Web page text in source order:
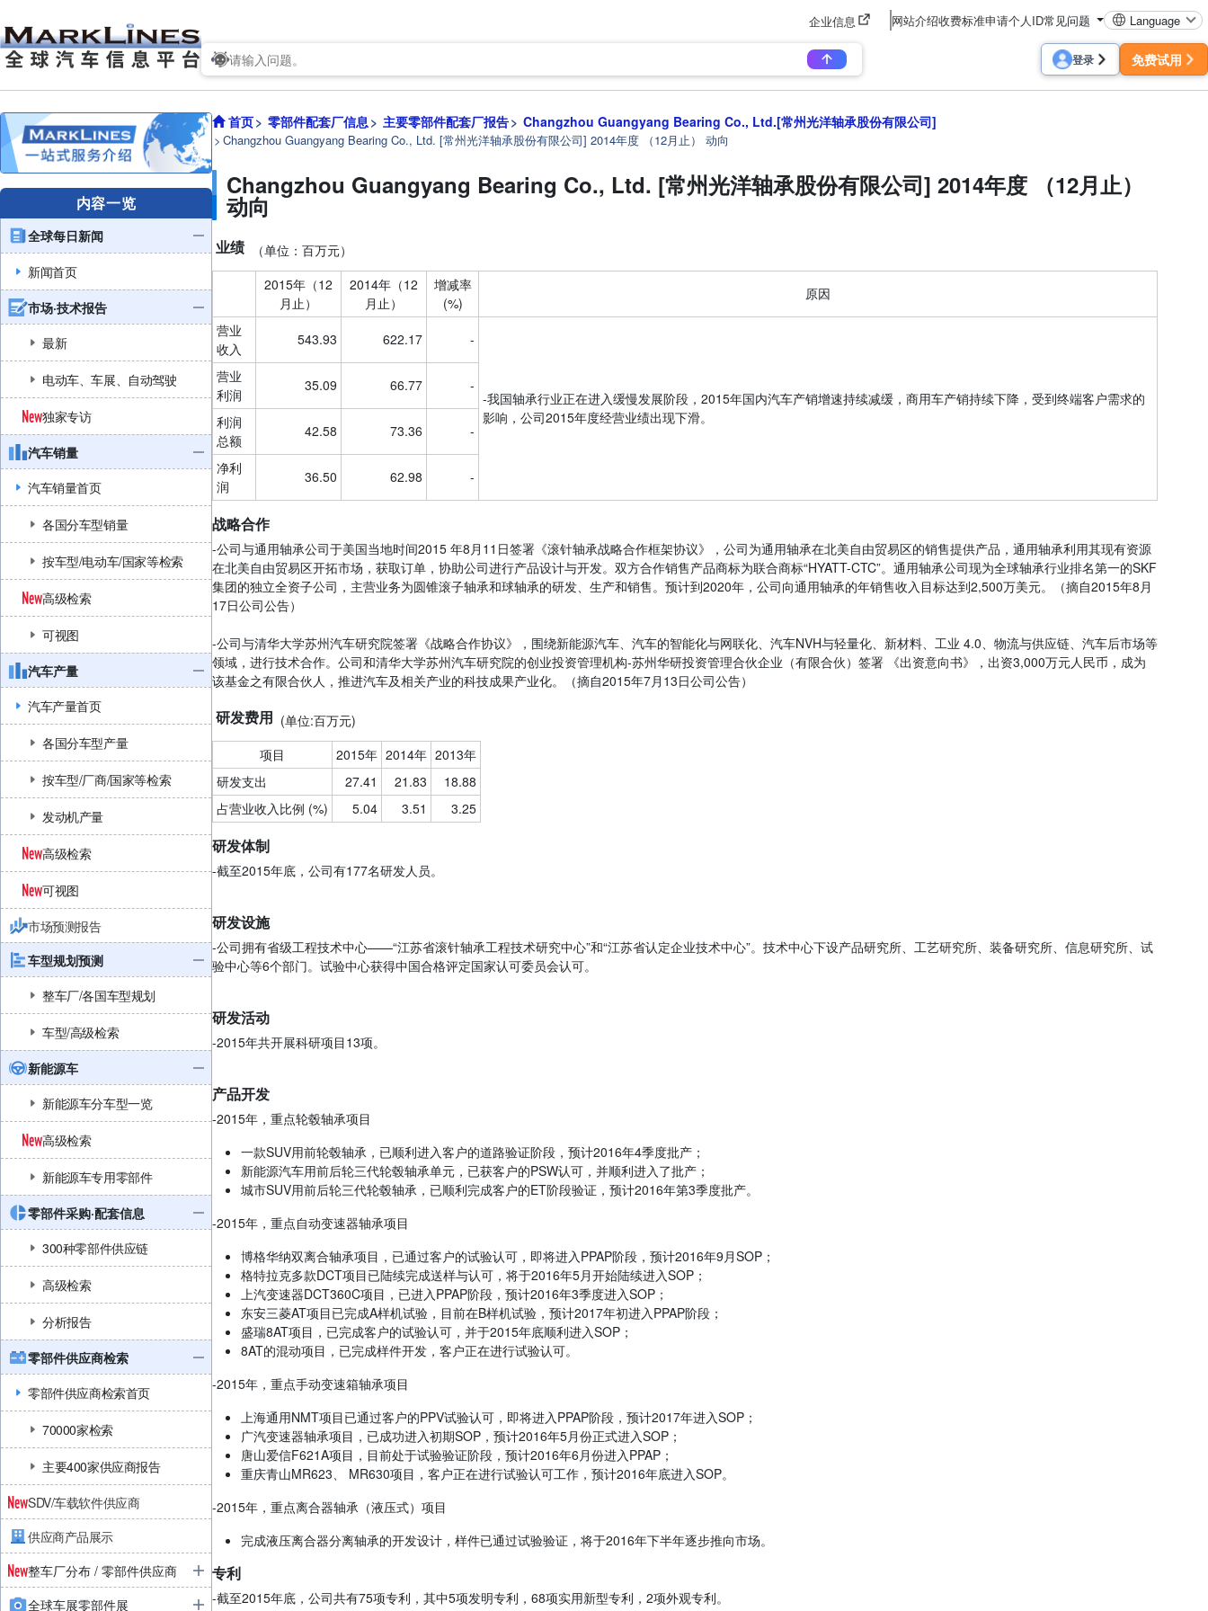
企业信息 网站介绍收费标准申请个人ID常见问题 Language
登录 免费试用
内容一览
全球每日新闻
新闻首页
市场·技术报告
最新
电动车、车展、自动驾驶
独家专访
汽车销量
汽车销量首页
各国分车型销量
按车型/电动车/国家等检索
高级检索
可视图
汽车产量
汽车产量首页
各国分车型产量
按车型/厂商/国家等检索
发动机产量
高级检索
可视图
市场预测报告
车型规划预测
整车厂/各国车型规划
车型/高级检索
新能源车
新能源车分车型一览
高级检索
新能源车专用零部件
零部件采购·配套信息
300种零部件供应链
高级检索
分析报告
零部件供应商检索
零部件供应商检索首页
70000家检索
主要400家供应商报告
SDV/车载软件供应商
供应商产品展示
整车厂分布 / 零部件供应商
全球车展零部件展
首页 零部件配套厂信息 主要零部件配套厂报告 Changzhou Guangyang Bearing Co., Ltd.[常州光洋轴承股份有限公司]
Changzhou Guangyang Bearing Co., Ltd. [常州光洋轴承股份有限公司] 2014年度 （12月止） 动向
Changzhou Guangyang Bearing Co., Ltd. [常州光洋轴承股份有限公司] 2014年度 （12月止）
动向
业绩
（单位：百万元）
2015年（12
月止）
2014年（12
月止）
增减率
(%)
原因
营业
收入
543.93 622.17 -
-我国轴承行业正在进入缓慢发展阶段，2015年国内汽车产销增速持续减缓，商用车产销持续下降，受到终端客户需求的
影响，公司2015年度经营业绩出现下滑。
营业
利润
35.09 66.77 -
利润
总额
42.58 73.36 -
净利
润
36.50 62.98 -
战略合作
-公司与通用轴承公司于美国当地时间2015 年8月11日签署《滚针轴承战略合作框架协议》，公司为通用轴承在北美自由贸易区的销售提供产品，通用轴承利用其现有资源
在北美自由贸易区开拓市场，获取订单，协助公司进行产品设计与开发。双方合作销售产品商标为联合商标“HYATT-CTC”。通用轴承公司现为全球轴承行业排名第一的SKF
集团的独立全资子公司，主营业务为圆锥滚子轴承和球轴承的研发、生产和销售。预计到2020年，公司向通用轴承的年销售收入目标达到2,500万美元。（摘自2015年8月
17日公司公告）
-公司与清华大学苏州汽车研究院签署《战略合作协议》，围绕新能源汽车、汽车的智能化与网联化、汽车NVH与轻量化、新材料、工业 4.0、物流与供应链、汽车后市场等
领域，进行技术合作。公司和清华大学苏州汽车研究院的创业投资管理机构-苏州华研投资管理合伙企业（有限合伙）签署 《出资意向书》，出资3,000万元人民币，成为
该基金之有限合伙人，推进汽车及相关产业的科技成果产业化。（摘自2015年7月13日公司公告）
研发费用 (单位:百万元)
项目
2015年 2014年 2013年
研发支出
27.41 21.83
18.88
占营业收入比例 (%)
5.04 3.51 3.25
研发体制
-截至2015年底，公司有177名研发人员。
研发设施
-公司拥有省级工程技术中心——“江苏省滚针轴承工程技术研究中心”和“江苏省认定企业技术中心”。技术中心下设产品研究所、工艺研究所、装备研究所、信息研究所、试
验中心等6个部门。试验中心获得中国合格评定国家认可委员会认可。
研发活动
-2015年共开展科研项目13项。
产品开发
-2015年，重点轮毂轴承项目
一款SUV用前轮毂轴承，已顺利进入客户的道路验证阶段，预计2016年4季度批产；
新能源汽车用前后轮三代轮毂轴承单元，已获客户的PSW认可，并顺利进入了批产；
城市SUV用前后轮三代轮毂轴承，已顺利完成客户的ET阶段验证，预计2016年第3季度批产。
-2015年，重点自动变速器轴承项目
博格华纳双离合轴承项目，已通过客户的试验认可，即将进入PPAP阶段，预计2016年9月SOP；
格特拉克多款DCT项目已陆续完成送样与认可，将于2016年5月开始陆续进入SOP；
上汽变速器DCT360C项目，已进入PPAP阶段，预计2016年3季度进入SOP；
东安三菱AT项目已完成A样机试验，目前在B样机试验，预计2017年初进入PPAP阶段；
盛瑞8AT项目，已完成客户的试验认可，并于2015年底顺利进入SOP；
8AT的混动项目，已完成样件开发，客户正在进行试验认可。
-2015年，重点手动变速箱轴承项目
上海通用NMT项目已通过客户的PPV试验认可，即将进入PPAP阶段，预计2017年进入SOP；
广汽变速器轴承项目，已成功进入初期SOP，预计2016年5月份正式进入SOP；
唐山爱信F621A项目，目前处于试验验证阶段，预计2016年6月份进入PPAP；
重庆青山MR623、 MR630项目，客户正在进行试验认可工作，预计2016年底进入SOP。
-2015年，重点离合器轴承（液压式）项目
完成液压离合器分离轴承的开发设计，样件已通过试验验证，将于2016年下半年逐步推向市场。
专利
-截至2015年底，公司共有75项专利，其中5项发明专利，68项实用新型专利，2项外观专利。